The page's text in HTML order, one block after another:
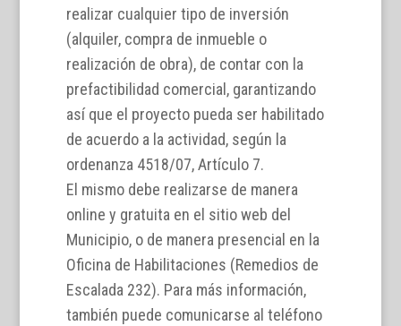
realizar cualquier tipo de inversión
(alquiler, compra de inmueble o
realización de obra), de contar con la
prefactibilidad comercial, garantizando
así que el proyecto pueda ser habilitado
de acuerdo a la actividad, según la
ordenanza 4518/07, Artículo 7.
El mismo debe realizarse de manera
online y gratuita en el sitio web del
Municipio, o de manera presencial en la
Oficina de Habilitaciones (Remedios de
Escalada 232). Para más información,
también puede comunicarse al teléfono